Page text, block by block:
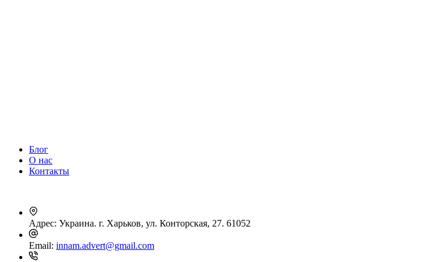
Блог
О нас
Контакты
Адрес: Украина. г. Харьков, ул. Конторская, 27. 61052
Email: innam.advert@gmail.com